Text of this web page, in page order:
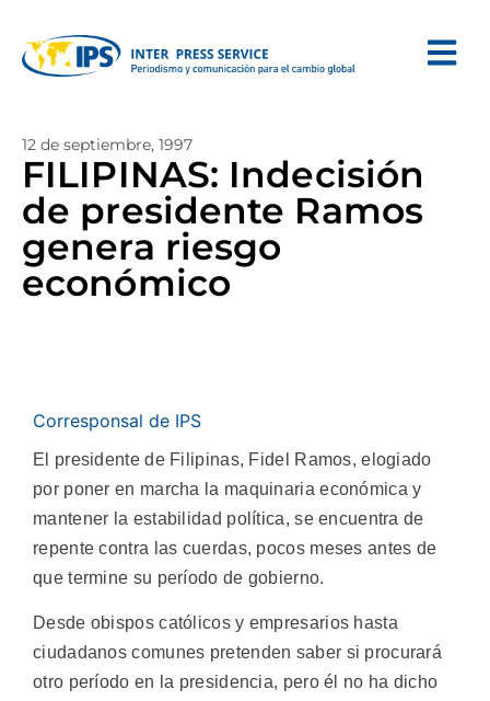
12 de septiembre, 1997
FILIPINAS: Indecisión
de presidente Ramos
genera riesgo
económico
Corresponsal de IPS
El presidente de Filipinas, Fidel Ramos, elogiado
por poner en marcha la maquinaria económica y
mantener la estabilidad política, se encuentra de
repente contra las cuerdas, pocos meses antes de
que termine su período de gobierno.
Desde obispos católicos y empresarios hasta
ciudadanos comunes pretenden saber si procurará
otro período en la presidencia, pero él no ha dicho